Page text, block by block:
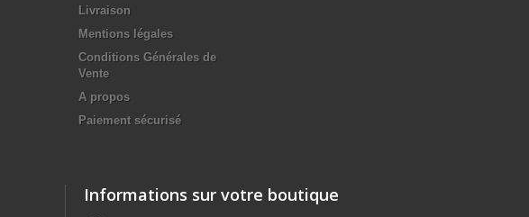
Livraison
Mentions légales
Conditions Générales de
Vente
A propos
Paiement sécurisé
Informations sur votre boutique